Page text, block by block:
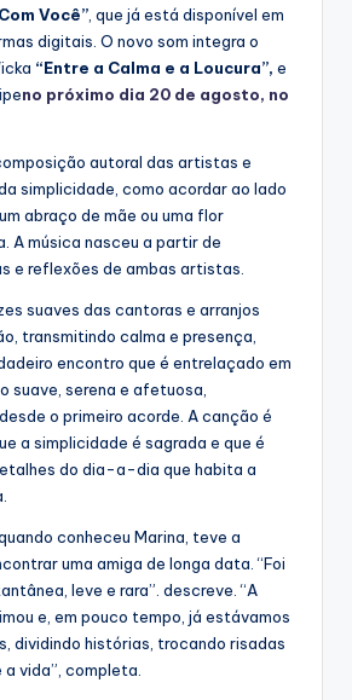
Você” , que já está disponível em
digitais. O novo som integra o
“Entre a Calma e a Loucura”, e
no próximo dia 20 de agosto, no
autoral das artistas e
simplicidade, como acordar ao lado
abraço de mãe ou uma flor
A música nasceu a partir de
e reflexões de ambas artistas.
suaves das cantoras e arranjos
transmitindo calma e presença,
encontro que é entrelaçado em
suave, serena e afetuosa,
o primeiro acorde. A canção é
a simplicidade é sagrada e que é
do dia-a-dia que habita a
conheceu Marina, teve a
uma amiga de longa data. “Foi
leve e rara”. descreve. “A
e, em pouco tempo, já estávamos
dividindo histórias, trocando risadas
vida”, completa.